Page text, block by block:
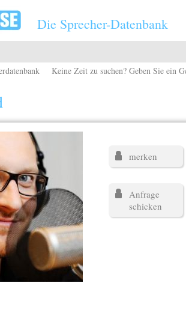
Die Sprecher-Datenbank
Keine Zeit zu suchen? Geben Sie ein
merken
Anfrage
schicken